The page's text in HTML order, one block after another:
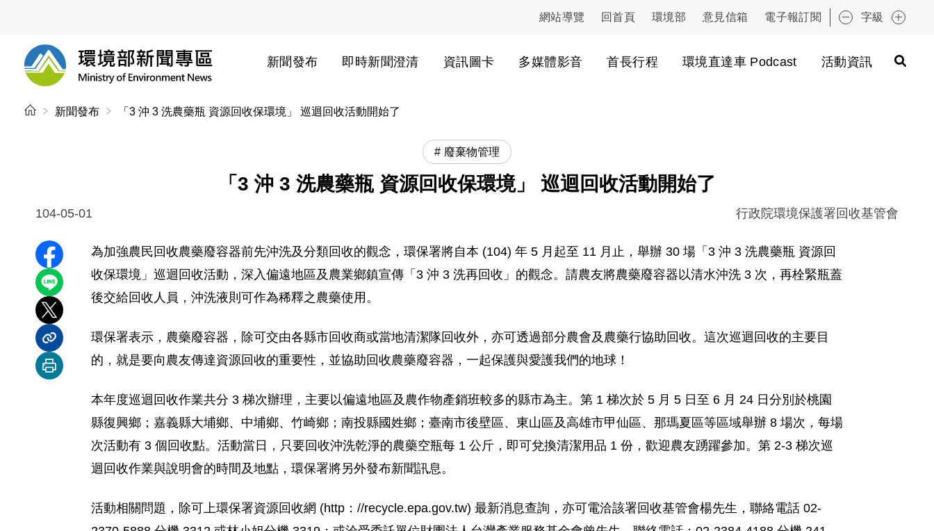
:::
網站導覽 回首頁 環境部 意見信箱 電子報訂閱 字級
環境部新聞專區
新聞發布 即時新聞澄清 資訊圖卡 多媒體影音 首長行程 環境直達車 Podcast 活動資訊
:::
新聞發布 「3 沖 3 洗農藥瓶 資源回收保環境」 巡迴回收活動開始了
廢棄物管理
「3 沖 3 洗農藥瓶 資源回收保環境」 巡迴回收活動開始了
104-05-01 行政院環境保護署回收基管會
分享至 Facebook
分享到 LINE
分享到 X
分享內容連結
列印本頁
為加強農民回收農藥廢容器前先沖洗及分類回收的觀念，環保署將自本 (104) 年 5 月起至 11 月止，舉辦 30 場「3 沖 3 洗農藥瓶 資源回
收保環境」巡迴回收活動，深入偏遠地區及農業鄉鎮宣傳「3 沖 3 洗再回收」的觀念。請農友將農藥廢容器以清水沖洗 3 次，再栓緊瓶蓋
後交給回收人員，沖洗液則可作為稀釋之農藥使用。
環保署表示，農藥廢容器，除可交由各縣市回收商或當地清潔隊回收外，亦可透過部分農會及農藥行協助回收。這次巡迴回收的主要目
的，就是要向農友傳達資源回收的重要性，並協助回收農藥廢容器，一起保護與愛護我們的地球！
本年度巡迴回收作業共分 3 梯次辦理，主要以偏遠地區及農作物產銷班較多的縣市為主。第 1 梯次於 5 月 5 日至 6 月 24 日分別於桃園
縣復興鄉；嘉義縣大埔鄉、中埔鄉、竹崎鄉；南投縣國姓鄉；臺南市後壁區、東山區及高雄市甲仙區、那瑪夏區等區域舉辦 8 場次，每場
次活動有 3 個回收點。活動當日，只要回收沖洗乾淨的農藥空瓶每 1 公斤，即可兌換清潔用品 1 份，歡迎農友踴躍參加。第 2-3 梯次巡
迴回收作業與說明會的時間及地點，環保署將另外發布新聞訊息。
活動相關問題，除可上環保署資源回收網 (http：//recycle.epa.gov.tw) 最新消息查詢，亦可電洽該署回收基管會楊先生，聯絡電話 02-